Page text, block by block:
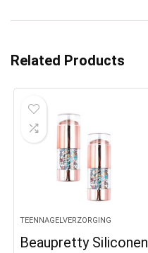
Related Products
TEENNAGELVERZORGING
Beaupretty Siliconen